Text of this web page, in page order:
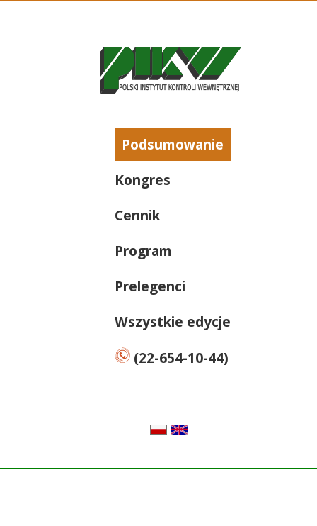
Podsumowanie
Kongres
Cennik
Program
Prelegenci
Wszystkie edycje
(22-654-10-44)
en